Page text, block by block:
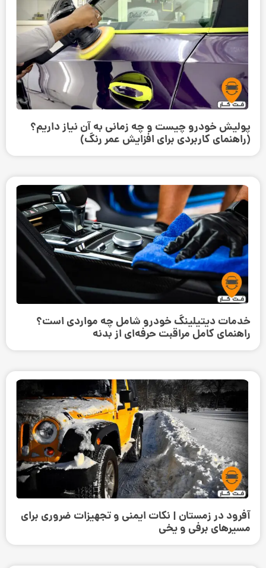
پولیش خودرو چیست و چه زمانی به آن نیاز داریم؟
(راهنمای کاربردی برای افزایش عمر رنگ)
خدمات دیتیلینگ خودرو شامل چه مواردی است؟
راهنمای کامل مراقبت حرفه‌ای از بدنه
آفرود در زمستان | نکات ایمنی و تجهیزات ضروری برای
مسیرهای برفی و یخی